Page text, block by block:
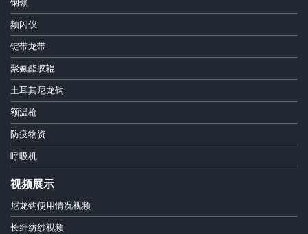
钢领
频闪仪
锭带龙带
聚氨酯胶辊
土耳其尼龙钩
额温枪
防疫物资
呼吸机
视频展示
尼龙钩使用情况视频
长纤纺纱视频